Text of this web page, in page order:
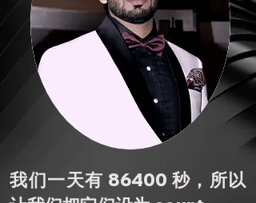
我们一天有 86400 秒，所以